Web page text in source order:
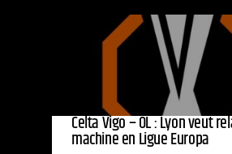
Celta Vigo – OL : Lyon veut
machine en Ligue Europa